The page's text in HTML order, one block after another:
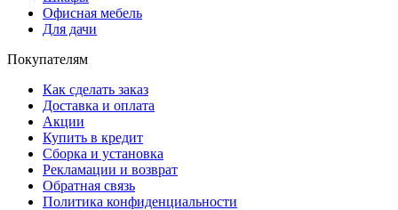
Офисная мебель
Для дачи
Покупателям
Как сделать заказ
Доставка и оплата
Акции
Купить в кредит
Сборка и установка
Рекламации и возврат
Обратная связь
Политика конфиденциальности